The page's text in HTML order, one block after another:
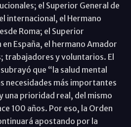
el Superior General de
internacional, el Hermano
Roma; el Superior
España, el hermano Amador
trabajadores y voluntarios. El
que “la salud mental
necesidades más importantes
una prioridad real, del mismo
100 años. Por eso, la Orden
apostando por la